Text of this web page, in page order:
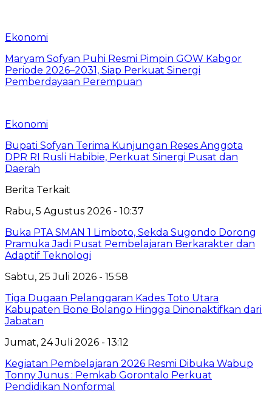
Ekonomi
Maryam Sofyan Puhi Resmi Pimpin GOW Kabgor
Periode 2026–2031, Siap Perkuat Sinergi
Pemberdayaan Perempuan
Ekonomi
Bupati Sofyan Terima Kunjungan Reses Anggota
DPR RI Rusli Habibie, Perkuat Sinergi Pusat dan
Daerah
Berita Terkait
Rabu, 5 Agustus 2026 - 10:37
Buka PTA SMAN 1 Limboto, Sekda Sugondo Dorong
Pramuka Jadi Pusat Pembelajaran Berkarakter dan
Adaptif Teknologi
Sabtu, 25 Juli 2026 - 15:58
Tiga Dugaan Pelanggaran Kades Toto Utara
Kabupaten Bone Bolango Hingga Dinonaktifkan dari
Jabatan
Jumat, 24 Juli 2026 - 13:12
Kegiatan Pembelajaran 2026 Resmi Dibuka Wabup
Tonny Junus : Pemkab Gorontalo Perkuat
Pendidikan Nonformal